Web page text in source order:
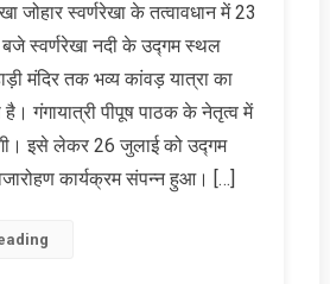
कांवड़
यात्रा
23
अगस्त
को,
उद्गम
स्थल
हुआ
जोहार स्वर्णरेखा के तत्वावधान में 23
स्वर्णरेखा नदी के उद्गम स्थल
मंदिर तक भव्य कांवड़ यात्रा का
गंगायात्री पीपूष पाठक के नेतृत्व में
इसे लेकर 26 जुलाई को उद्गम
कार्यक्रम संपन्न हुआ। […]